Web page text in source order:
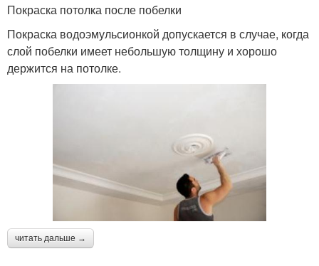
Покраска потолка после побелки
Покраска водоэмульсионкой допускается в случае, когда
слой побелки имеет небольшую толщину и хорошо
держится на потолке.
читать дальше →